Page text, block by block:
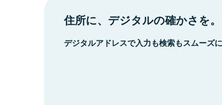
住所に、デジタルの確かさを。
デジタルアドレスで入力も検索もスムーズ